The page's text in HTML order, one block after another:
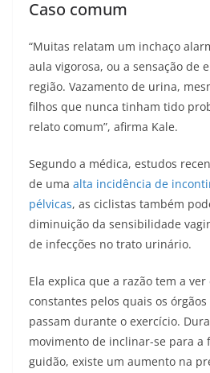
Caso comum
“Muitas relatam um inchaço
aula vigorosa, ou a sensação de
região. Vazamento de urina,
filhos que nunca tinham tido
relato comum”, afirma Kale.
Segundo a médica, estudos
de uma alta incidência de
pélvicas, as ciclistas também
diminuição da sensibilidade
de infecções no trato urinário.
Ela explica que a razão tem a
constantes pelos quais os
passam durante o exercício.
movimento de inclinar-se para a
guidão, existe um aumento na